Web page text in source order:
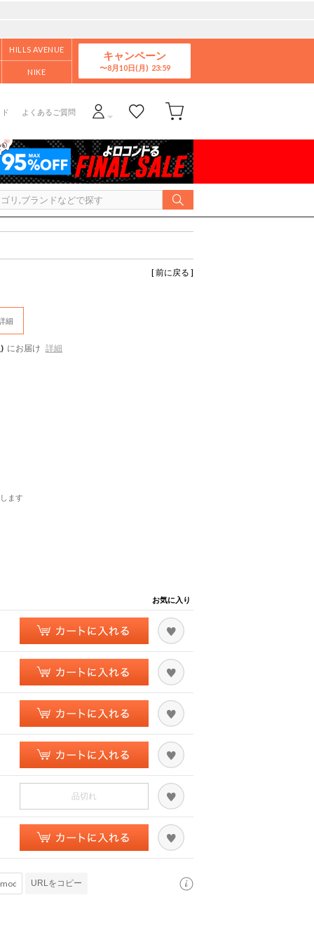
HILLS AVENUE
NIKE
キャンペーン
8月10日(月)
よくあるご質問
[ 前に戻る ]
細
にお届け 詳細
ます
お気に入り
品切れ
URLをコピー